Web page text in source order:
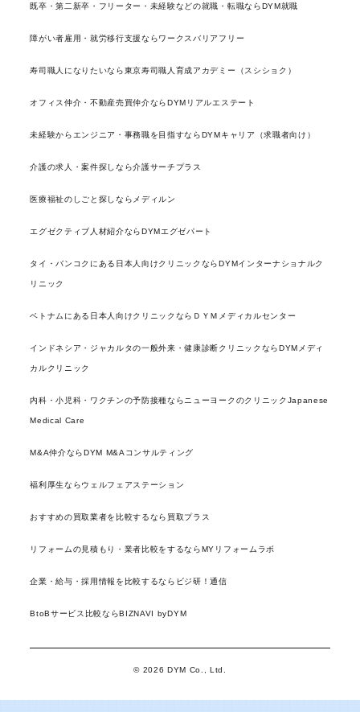
既卒・第二新卒・フリーター・未経験などの就職・転職ならDYM就職
障がい者雇用・就労移行支援ならワークスバリアフリー
寿司職人になりたいなら東京寿司職人育成アカデミー（スシショク）
オフィス仲介・不動産売買仲介ならDYMリアルエステート
未経験からエンジニア・事務職を目指すならDYMキャリア（求職者向け）
介護の求人・案件探しなら介護サーチプラス
医療福祉のしごと探しならメディルン
エグゼクティブ人材紹介ならDYMエグゼパート
タイ・バンコクにある日本人向けクリニックならDYMインターナショナルク
リニック
ベトナムにある日本人向けクリニックならＤＹＭメディカルセンター
インドネシア・ジャカルタの一般外来・健康診断クリニックならDYMメディ
カルクリニック
内科・小児科・ワクチンの予防接種ならニューヨークのクリニックJapanese
Medical Care
M&A仲介ならDYM M&Aコンサルティング
福利厚生ならウェルフェアステーション
おすすめの買取業者を比較するなら買取プラス
リフォームの見積もり・業者比較をするならMYリフォームラボ
企業・給与・採用情報を比較するならビジ研！通信
BtoBサービス比較ならBIZNAVI byDYM
© 2026 DYM Co., Ltd.